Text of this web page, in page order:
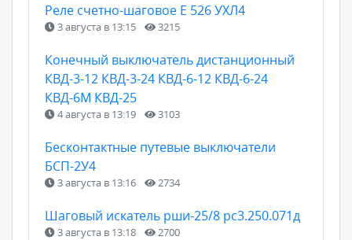
Реле счетно-шаговое Е 526 УХЛ4
3 августа в 13:15 3215
Конечный выключатель дистанционный
КВД-3-12 КВД-3-24 КВД-6-12 КВД-6-24
КВД-6М КВД-25
4 августа в 13:19 3103
Бесконтактные путевые выключатели
БСП-2У4
3 августа в 13:16 2734
Шаговый искатель рши-25/8 рс3.250.071д
3 августа в 13:18 2700